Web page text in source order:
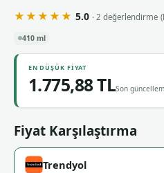
★★★★★ 5.0 · 2 değerlendirme
410 ml
EN DÜŞÜK FIYAT
1.775,88 TLSon
Fiyat Karşılaştırma
Trendyol